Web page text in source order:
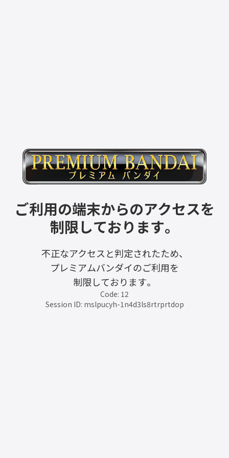
ご利用の端末からのアクセスを
制限しております。
不正なアクセスと判定されたため、
プレミアムバンダイのご利用を
制限しております。
Code: 12
Session ID: mslpucyh-1n4d3ls8rtrprtdop